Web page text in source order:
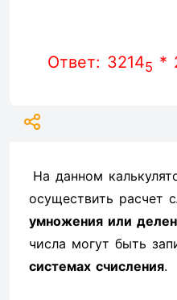
Ответ: 32145 *
На данном
осуществить расчет с
умножения или
числа могут быть
системах счисления.